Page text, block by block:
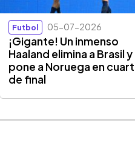
Futbol 05-07-2026
¡Gigante! Un inmenso
Haaland elimina a Brasil y
pone a Noruega en
de final